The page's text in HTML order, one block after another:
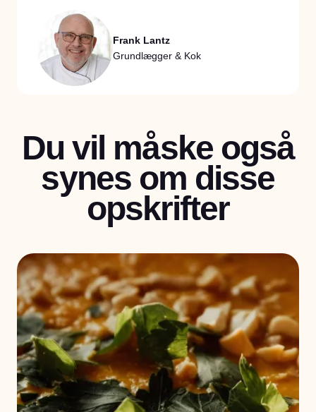
Frank Lantz
Grundlægger & Kok
Du vil måske også
synes om disse
opskrifter